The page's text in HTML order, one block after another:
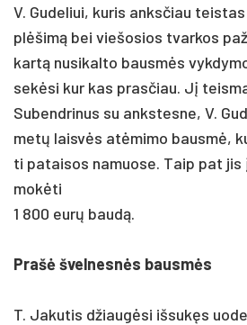
V. Gu­de­liui, ku­ris anks­čiau
plėšimą bei vie­šo­sios tvar­kos
kartą nu­si­kal­to bausmės
sekė­si kur kas pra­sčiau. Jį
Su­bend­ri­nus su anks­tes­ne, V.
metų laisvės at­ėmi­mo bausmė,
ti pa­tai­sos na­muo­se. Taip pat
mokė­ti
1 800 eurų baudą.
Prašė švel­nesnės bausmės
T. Ja­ku­tis džiaugė­si iš­sukęs